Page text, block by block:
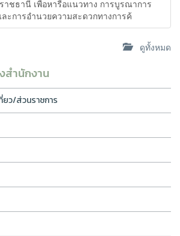
าชธานี เพื่อหารือแนวทาง การบูรณาการ
ะการอำนวยความสะดวกทางการค้
ดูทั้งหมด
สำนักงาน
ว/ส่วนราชการ